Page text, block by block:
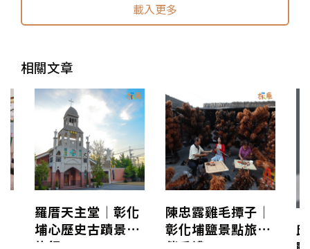
載入更多
相關文章
羅厝天主堂│彰化
埔心歷史古蹟景點
陳忠露雞毛撢子│
彰化埔鹽景點旅行